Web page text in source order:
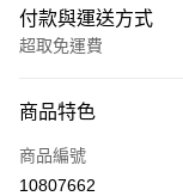
付款與運送方式
超取免運費
信用卡一次付款
LINE Pay
商品特色
商品編號
10807662